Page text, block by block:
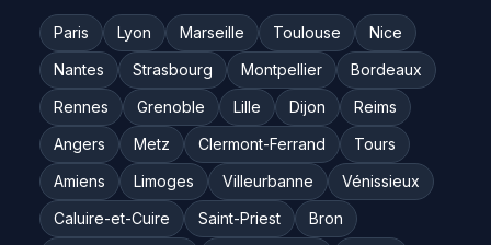
Paris Lyon Marseille Toulouse
Nice
Nantes
Strasbourg Montpellier
Bordeaux
Rennes
Grenoble Lille Dijon
Reims
Angers
Metz Clermont-Ferrand
Tours
Amiens
Limoges Villeurbanne
Vénissieux
Caluire-et-Cuire
Saint-Priest
Bron